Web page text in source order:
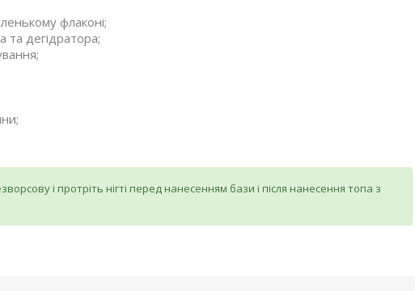
флаконі;
та дегідратора;
і протріть нігті перед нанесенням бази і після нанесення топа з